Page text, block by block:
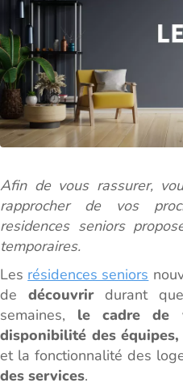
Afin de vous rassurer,
rapprocher de vos
residences seniors
temporaires.
Les résidences seniors
de découvrirdurant
semaines, le cadre de
disponibilité des
et la fonctionnalité des
des services.